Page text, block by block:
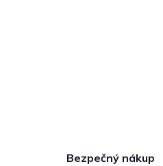
Bezpečný nákup